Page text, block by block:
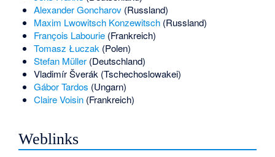
Alexander Goncharov(Russland)
Maxim Lwowitsch Konzewitsch(Russland)
François Labourie(Frankreich)
Tomasz Łuczak (Polen)
Stefan Müller(Deutschland)
Vladimír Šverák (Tschechoslowakei)
Gábor Tardos (Ungarn)
Claire Voisin(Frankreich)
Weblinks